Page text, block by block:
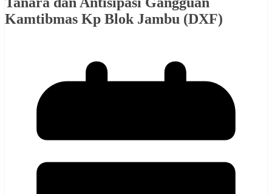
Kamtibmas Kp Blok Jambu (DXF)